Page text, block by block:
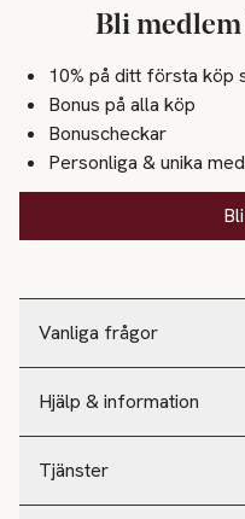
Vanliga frågor
Hjälp & information
Tjänster
Bli
10% på ditt första köp
Bonus på alla köp
Bonuscheckar
Personliga & unika